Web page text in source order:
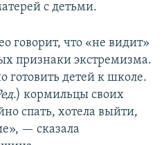
с детьми.
говорит, что «не видит»
признаки экстремизма.
готовить детей к школе.
.) кормильцы своих
спать, хотела выйти,
— сказала